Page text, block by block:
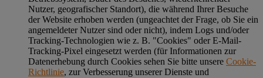
Nutzer, geografischer Standort), die während Ihrer Besuche
der Website erhoben werden (ungeachtet der Frage, ob Sie ein
angemeldeter Nutzer sind oder nicht), indem Logs und/oder
Tracking-Technologien wie z. B. "Cookies" oder E-Mail-
Tracking-Pixel eingesetzt werden (für Informationen zur
Datenerhebung durch Cookies sehen Sie bitte unsere Cookie-
Richtlinie, zur Verbesserung unserer Dienste und